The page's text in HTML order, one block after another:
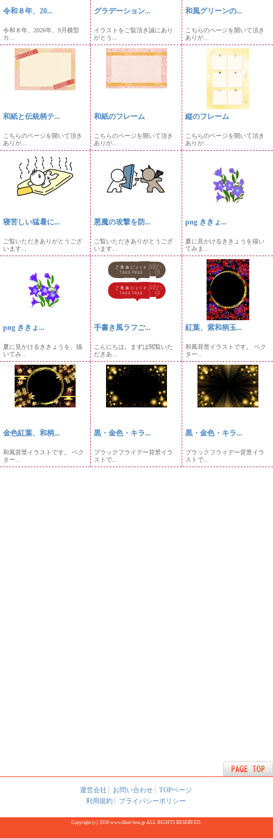
令和８年、20...
令和８年、2026年、9月横型
カ...
グラデーション...
イラストをご覧頂き誠にあり
がとう...
和風グリーンの...
こちらのページを開いて頂き
ありが...
和紙と伝統柄テ...
こちらのページを開いて頂き
ありが...
和紙のフレーム
こちらのページを開いて頂き
ありが...
縦のフレーム
こちらのページを開いて頂き
ありが...
寝苦しい猛暑に...
ご覧いただきありがとうござ
います...
悪魔の攻撃を防...
ご覧いただきありがとうござ
います...
png ききょ...
夏に見かけるききょうを描い
てみま...
png ききょ...
夏に見かけるききょうを、描
いてみ...
手書き風ラフご...
こんにちは。まずは閲覧いた
だきあ...
紅葉、紫和柄玉...
和風背景イラストです。 ベク
ター...
金色紅葉、和柄...
和風背景イラストです。 ベク
ター...
黒・金色・キラ...
ブラックフライデー背景イラ
ストで...
黒・金色・キラ...
ブラックフライデー背景イラ
ストで...
運営会社 お問い合わせ
TOPページ
利用規約
プライバシーポリシー
Copyright (c) 2026 www.illust-box.jp ALL RIGHTS RESERVED.